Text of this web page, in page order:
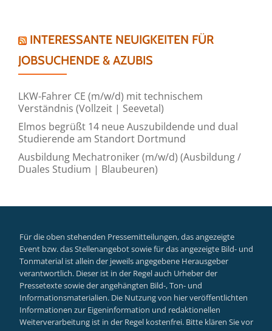
INTERESSANTE NEUIGKEITEN FÜR
JOBSUCHENDE & AZUBIS
LKW-Fahrer CE (m/w/d) mit technischem
Verständnis (Vollzeit | Seevetal)
Elmos begrüßt 14 neue Auszubildende und dual
Studierende am Standort Dortmund
Ausbildung Mechatroniker (m/w/d) (Ausbildung /
Duales Studium | Blaubeuren)
Für die oben stehenden Pressemitteilungen, das angezeigte
Event bzw. das Stellenangebot sowie für das angezeigte Bild- und
Tonmaterial ist allein der jeweils angegebene Herausgeber
verantwortlich. Dieser ist in der Regel auch Urheber der
Pressetexte sowie der angehängten Bild-, Ton- und
Informationsmaterialien. Die Nutzung von hier veröffentlichten
Informationen zur Eigeninformation und redaktionellen
Weiterverarbeitung ist in der Regel kostenfrei. Bitte klären Sie vor